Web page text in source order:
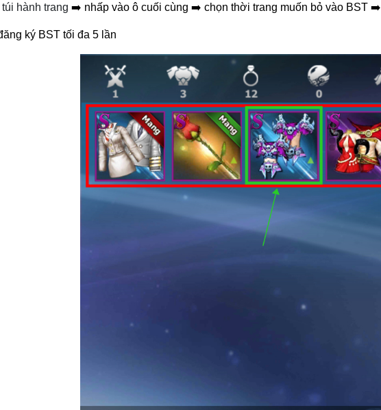
túi hành trang➡️ nhấp vào ô cuối cùng➡️chọn thời trang muốn bỏ vào BST➡️
ký BST tối đa 5 lần